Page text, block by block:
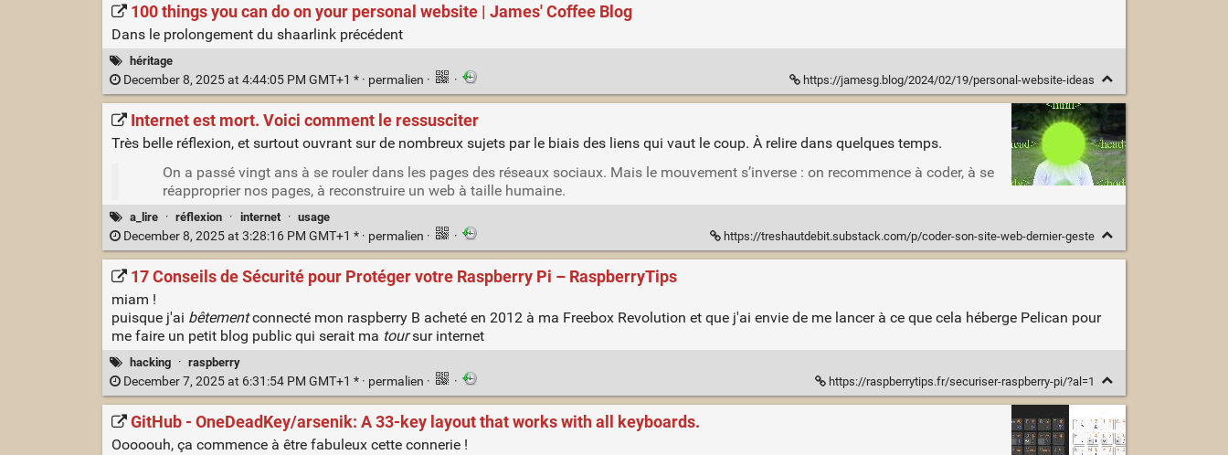
100 things you can do on your personal website | James' Coffee Blog
Dans le prolongement du shaarlink précédent
héritage
December 8, 2025 at 4:44:05 PM GMT+1 * · permalien · · https://jamesg.blog/2024/02/19/personal-website-ideas
Internet est mort. Voici comment le ressusciter
Très belle réflexion, et surtout ouvrant sur de nombreux sujets par le biais des liens qui vaut le coup. À relire dans quelques temps.
On a passé vingt ans à se rouler dans les pages des réseaux sociaux. Mais le mouvement s’inverse : on recommence à coder, à se
réapproprier nos pages, à reconstruire un web à taille humaine.
a_lire · réflexion · internet · usage
December 8, 2025 at 3:28:16 PM GMT+1 * · permalien · · https://treshautdebit.substack.com/p/coder-son-site-web-dernier-geste
17 Conseils de Sécurité pour Protéger votre Raspberry Pi – RaspberryTips
miam !
puisque j'ai bêtementconnecté mon raspberry B acheté en 2012 à ma Freebox Revolution et que j'ai envie de me lancer à ce que cela héberge Pelican pour
me faire un petit blog public qui serait ma toursur internet
hacking · raspberry
December 7, 2025 at 6:31:54 PM GMT+1 * · permalien · · https://raspberrytips.fr/securiser-raspberry-pi/?al=1
GitHub - OneDeadKey/arsenik: A 33-key layout that works with all keyboards.
Ooooouh, ça commence à être fabuleux cette connerie !